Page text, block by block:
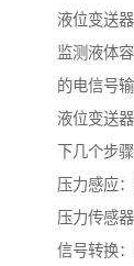
液位变送
监测液体
的电信号
液位变送
下几个步骤
压力感应
压力传感
信号转换